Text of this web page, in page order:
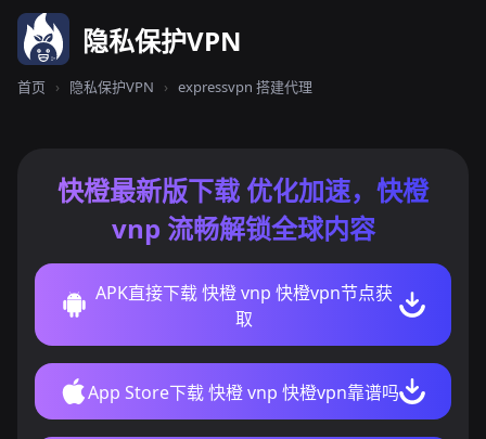
隐私保护VPN
首页 › 隐私保护VPN › expressvpn 搭建代理
快橙最新版下载 优化加速，快橙
vnp 流畅解锁全球内容
APK直接下载 快橙 vnp 快橙vpn节点获
取
App Store下载 快橙 vnp 快橙vpn靠谱吗